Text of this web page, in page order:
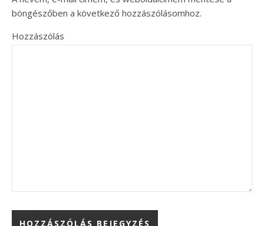
böngészőben a következő hozzászólásomhoz.
Hozzászólás